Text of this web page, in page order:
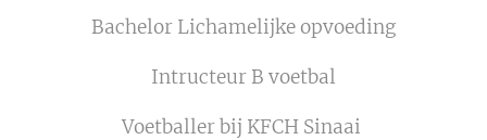
Bachelor Lichamelijke opvoeding
Intructeur B voetbal
Voetballer bij KFCH Sinaai